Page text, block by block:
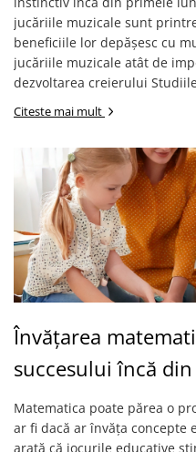
jucăriile muzicale sunt
beneficiile lor depășesc cu
jucăriile muzicale atât de
dezvoltarea creierului
Citeste mai mult
Învățarea
succesului încă
Matematica poate părea o
ar fi dacă ar învăța concepte
arată că jocurile educative